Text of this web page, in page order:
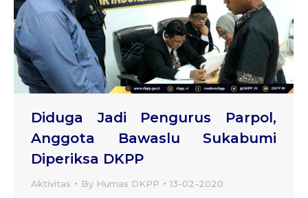
Diduga Jadi Pengurus Parpol,
Anggota Bawaslu Sukabumi
Diperiksa DKPP
Aktivitas By Humas DKPP 13-02-2020